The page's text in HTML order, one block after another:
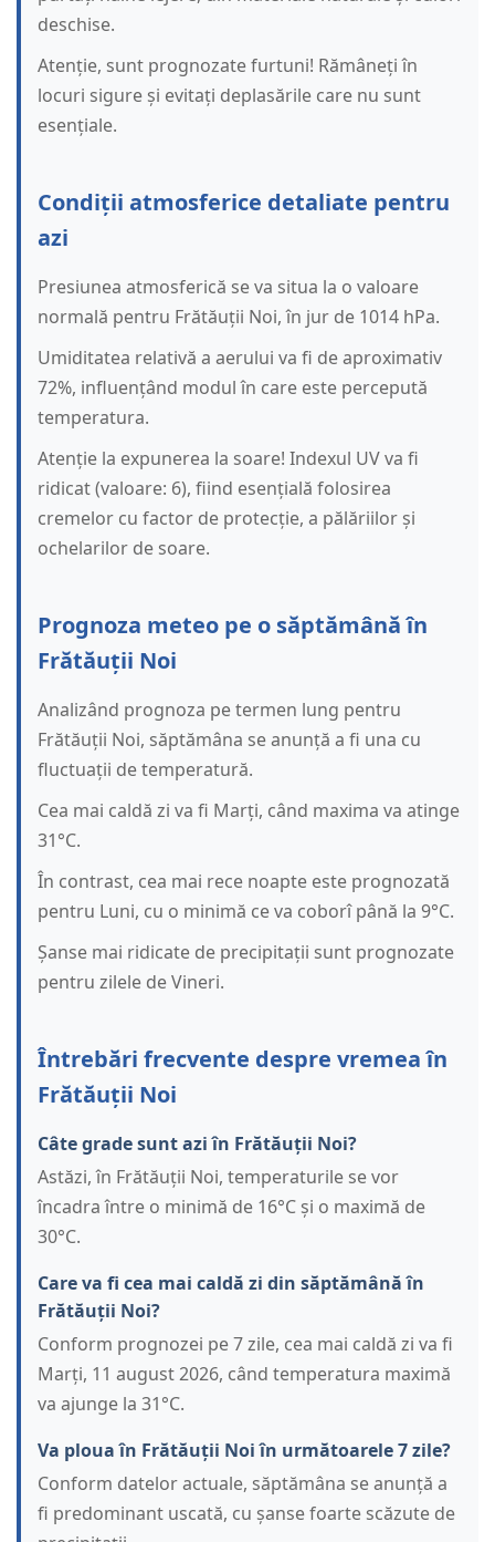
deschise.
Atenție, sunt prognozate furtuni! Rămâneți în
locuri sigure și evitați deplasările care nu sunt
esențiale.
Condiții atmosferice detaliate pentru
azi
Presiunea atmosferică se va situa la o valoare
normală pentru Frătăuții Noi, în jur de 1014 hPa.
Umiditatea relativă a aerului va fi de aproximativ
72%, influențând modul în care este percepută
temperatura.
Atenție la expunerea la soare! Indexul UV va fi
ridicat (valoare: 6), fiind esențială folosirea
cremelor cu factor de protecție, a pălăriilor și
ochelarilor de soare.
Prognoza meteo pe o săptămână în
Frătăuții Noi
Analizând prognoza pe termen lung pentru
Frătăuții Noi, săptămâna se anunță a fi una cu
fluctuații de temperatură.
Cea mai caldă zi va fi Marți, când maxima va atinge
31°C.
În contrast, cea mai rece noapte este prognozată
pentru Luni, cu o minimă ce va coborî până la 9°C.
Șanse mai ridicate de precipitații sunt prognozate
pentru zilele de Vineri.
Întrebări frecvente despre vremea în
Frătăuții Noi
Câte grade sunt azi în Frătăuții Noi?
Astăzi, în Frătăuții Noi, temperaturile se vor
încadra între o minimă de 16°C și o maximă de
30°C.
Care va fi cea mai caldă zi din săptămână în
Frătăuții Noi?
Conform prognozei pe 7 zile, cea mai caldă zi va fi
Marți, 11 august 2026, când temperatura maximă
va ajunge la 31°C.
Va ploua în Frătăuții Noi în următoarele 7 zile?
Conform datelor actuale, săptămâna se anunță a
fi predominant uscată, cu șanse foarte scăzute de